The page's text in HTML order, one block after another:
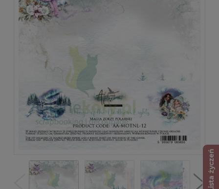
Lista życzeń